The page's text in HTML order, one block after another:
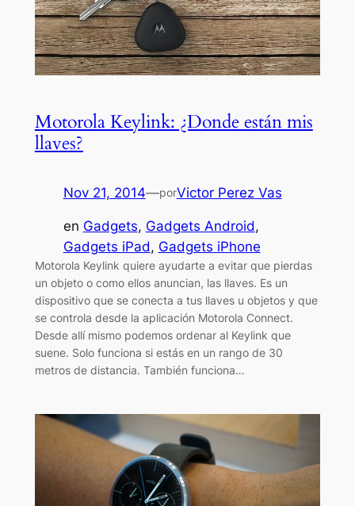
Motorola Keylink: ¿Donde están mis
llaves?
Nov 21, 2014—porVictor Perez Vas
en Gadgets, Gadgets Android
Gadgets iPad, Gadgets iPhone
Motorola Keylink quiere ayudarte a evitar que pierdas
un objeto o como ellos anuncian, las llaves. Es un
dispositivo que se conecta a tus llaves u objetos y que
se controla desde la aplicación Motorola Connect.
Desde allí mismo podemos ordenar al Keylink que
suene. Solo funciona si estás en un rango de 30
metros de distancia. También funciona…